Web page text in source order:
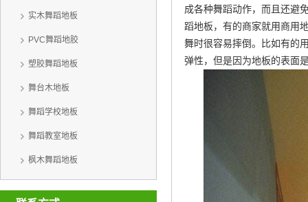
实木舞蹈地板
PVC舞蹈地胶
塑胶舞蹈地板
舞台木地板
舞蹈学校地板
舞蹈教室地板
枫木舞蹈地板
成各种舞蹈动作，而且还避
蹈地板，有的商家就用商用
舞时很容易摔倒。比如有的
弹性，但是因为地板的表面